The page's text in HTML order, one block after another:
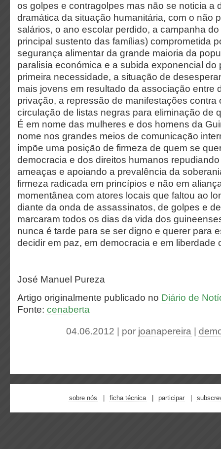
os golpes e contragolpes mas não se noticia a
dramática da situação humanitária, com o não
salários, o ano escolar perdido, a campanha
principal sustento das famílias) comprometida
segurança alimentar da grande maioria da
paralisia económica e a subida exponencial do
primeira necessidade, a situação de
mais jovens em resultado da associação entre
privação, a repressão de manifestações contra
circulação de listas negras para eliminação de
É em nome das mulheres e dos homens da
nome nos grandes meios de comunicação
impõe uma posição de firmeza de quem se
democracia e dos direitos humanos
ameaças e apoiando a prevalência da
firmeza radicada em princípios e não em
momentânea com atores locais que faltou ao
diante da onda de assassinatos, de golpes e
marcaram todos os dias da vida dos
nunca é tarde para se ser digno e querer para
decidir em paz, em democracia e em liberdade
José Manuel Pureza
Artigo originalmente publicado no Diário de
Fonte: cenaberta
04.06.2012 | por joanapereira
sobre nós ficha técnica participar